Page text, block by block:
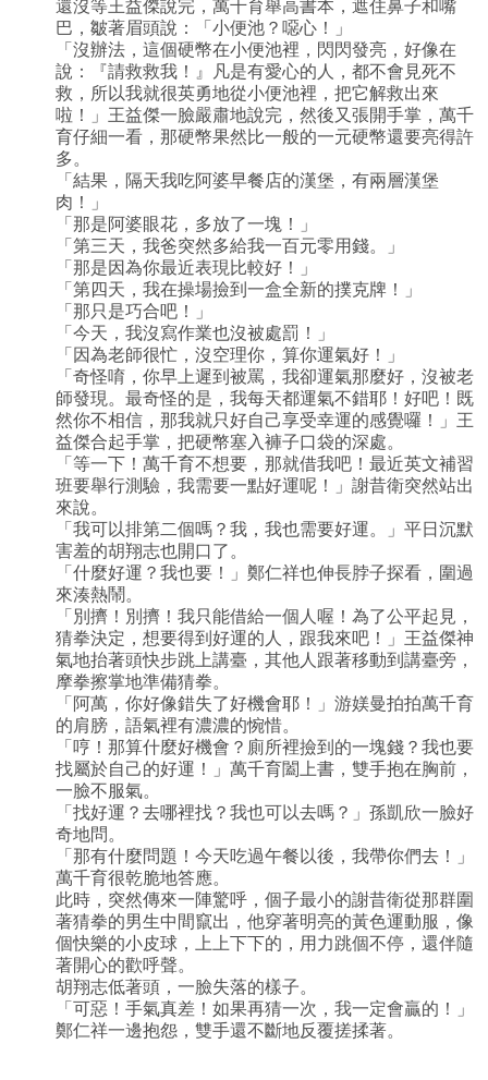
巴，皺著眉頭說：「小便池？噁心！」
「沒辦法，這個硬幣在小便池裡，閃閃發亮，好像在
說：『請救救我！』凡是有愛心的人，都不會見死不
救，所以我就很英勇地從小便池裡，把它解救出來
啦！」王益傑一臉嚴肅地說完，然後又張開手掌，萬千
育仔細一看，那硬幣果然比一般的一元硬幣還要亮得許
多。
「結果，隔天我吃阿婆早餐店的漢堡，有兩層漢堡
肉！」
「那是阿婆眼花，多放了一塊！」
「第三天，我爸突然多給我一百元零用錢。」
「那是因為你最近表現比較好！」
「第四天，我在操場撿到一盒全新的撲克牌！」
「那只是巧合吧！」
「今天，我沒寫作業也沒被處罰！」
「因為老師很忙，沒空理你，算你運氣好！」
「奇怪唷，你早上遲到被罵，我卻運氣那麼好，沒被老
師發現。最奇怪的是，我每天都運氣不錯耶！好吧！既
然你不相信，那我就只好自己享受幸運的感覺囉！」王
益傑合起手掌，把硬幣塞入褲子口袋的深處。
「等一下！萬千育不想要，那就借我吧！最近英文補習
班要舉行測驗，我需要一點好運呢！」謝昔衛突然站出
來說。
「我可以排第二個嗎？我，我也需要好運。」平日沉默
害羞的胡翔志也開口了。
「什麼好運？我也要！」鄭仁祥也伸長脖子探看，圍過
來湊熱鬧。
「別擠！別擠！我只能借給一個人喔！為了公平起見，
猜拳決定，想要得到好運的人，跟我來吧！」王益傑神
氣地抬著頭快步跳上講臺，其他人跟著移動到講臺旁，
摩拳擦掌地準備猜拳。
「阿萬，你好像錯失了好機會耶！」游媄曼拍拍萬千育
的肩膀，語氣裡有濃濃的惋惜。
「哼！那算什麼好機會？廁所裡撿到的一塊錢？我也要
找屬於自己的好運！」萬千育闔上書，雙手抱在胸前，
一臉不服氣。
「找好運？去哪裡找？我也可以去嗎？」孫凱欣一臉好
奇地問。
「那有什麼問題！今天吃過午餐以後，我帶你們去！」
萬千育很乾脆地答應。
此時，突然傳來一陣驚呼，個子最小的謝昔衛從那群圍
著猜拳的男生中間竄出，他穿著明亮的黃色運動服，像
個快樂的小皮球，上上下下的，用力跳個不停，還伴隨
著開心的歡呼聲。
胡翔志低著頭，一臉失落的樣子。
「可惡！手氣真差！如果再猜一次，我一定會贏的！」
鄭仁祥一邊抱怨，雙手還不斷地反覆搓揉著。